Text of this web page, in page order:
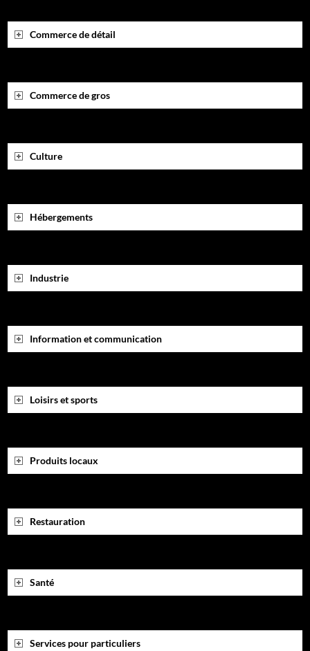
Commerce de détail
Commerce de gros
Culture
Hébergements
Industrie
Information et communication
Loisirs et sports
Produits locaux
Restauration
Santé
Services pour particuliers